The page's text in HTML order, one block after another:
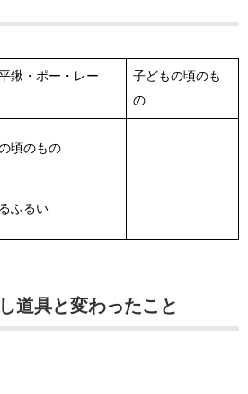
鍬・ポー・レー
子どもの頃のも
の
頃のもの
ふるい
道具と変わったこと